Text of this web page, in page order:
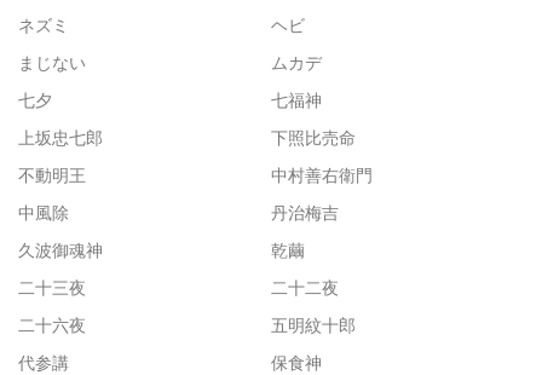
ネズミ
ヘビ
まじない
ムカデ
七夕
七福神
上坂忠七郎
下照比売命
不動明王
中村善右衛門
中風除
丹治梅吉
久波御魂神
乾繭
二十三夜
二十二夜
二十六夜
五明紋十郎
代参講
保食神